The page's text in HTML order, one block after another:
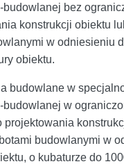
budowlanej bez
konstrukcji obiektu
w odniesieniu
obiektu.
budowlane w
budowlanej w
projektowania
budowlanymi w
o kubaturze do